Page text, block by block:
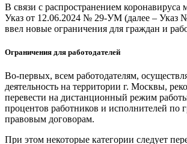
В связи с распространением
Указ от 12.06.2024 № 29-УМ (далее – Указ
ввел новые ограничения для граждан и
Ограничения для работодателей
Во-первых, всем работодателям,
деятельность на территории г. Москвы,
перевести на дистанционный режим
процентов работников и исполнителей по
правовым договорам.
При этом некоторые категории следует